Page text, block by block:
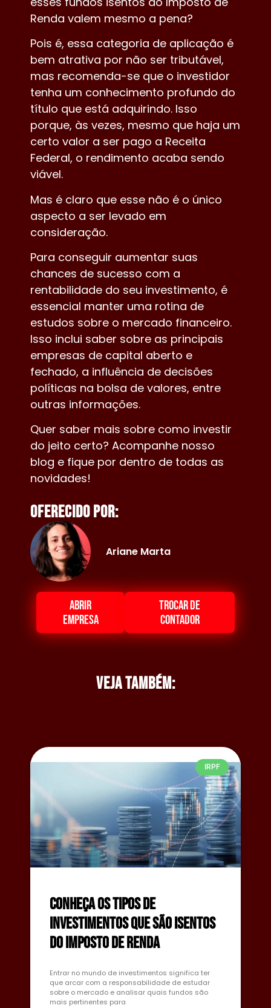
Renda valem mesmo a pena?
Pois é, essa categoria de aplicação é
bem atrativa por não ser tributável,
mas recomenda-se que o investidor
tenha um conhecimento profundo do
título que está adquirindo. Isso
porque, às vezes, mesmo que haja um
certo valor a ser pago a Receita
Federal, o rendimento acaba sendo
viável.
Mas é claro que esse não é o único
aspecto a ser levado em
consideração.
Para conseguir aumentar suas
chances de sucesso com a
rentabilidade do seu investimento, é
essencial manter uma rotina de
estudos sobre o mercado financeiro.
Isso inclui saber sobre as principais
empresas de capital aberto e
fechado, a influência de decisões
políticas na bolsa de valores, entre
outras informações.
Quer saber mais sobre como investir
do jeito certo? Acompanhe nosso
blog e fique por dentro de todas as
novidades!
Oferecido por:
Ariane Marta
ABRIR
EMPRESA
TROCAR DE
CONTADOR
Veja também:
IRPF
Conheça os tipos de
investimentos que são isentos
do Imposto de Renda
Entrar no mundo de investimentos significa ter
que arcar com a responsabilidade de estudar
sobre o mercado e analisar quais fundos são
mais pertinentes para